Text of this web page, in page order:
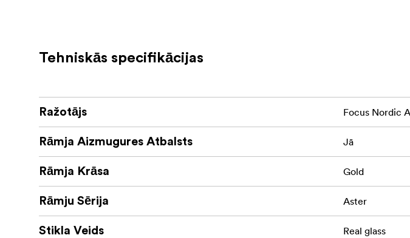
Pareiza stikla priekšpuse
Aster apvieno minimālisma formu ar pārdomātiem elementiem - ideāli
un radošiem interjeriem.
Tehniskās specifikācijas
Ražotājs Focus Nordic
Rāmja Aizmugures Atbalsts Jā
Rāmja Krāsa Gold
Rāmju Sērija Aster
Stikla Veids Real glass